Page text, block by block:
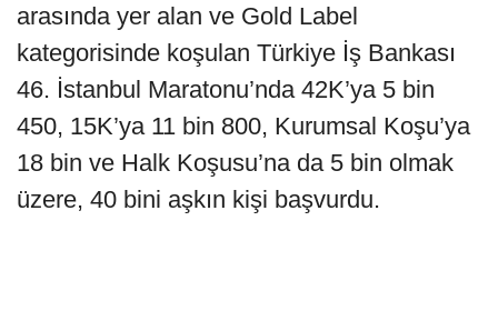
arasında yer alan ve Gold Label
kategorisinde koşulan Türkiye İş Bankası
46. İstanbul Maratonu’nda 42K’ya 5 bin
450, 15K’ya 11 bin 800, Kurumsal Koşu’ya
18 bin ve Halk Koşusu’na da 5 bin olmak
üzere, 40 bini aşkın kişi başvurdu.